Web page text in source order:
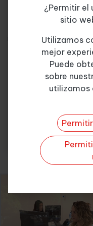
vertientes. Esta
nuevas necesidades de
raíz de los cambios
socio-económico y
los servicios
competitivos y
Quiero más
¿Permitir el
sitio
Utilizamos
mejor
Puede
sobre
utilizamos